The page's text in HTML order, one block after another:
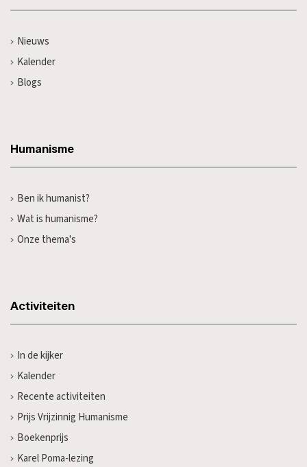
Nieuws
Kalender
Blogs
Humanisme
Ben ik humanist?
Wat is humanisme?
Onze thema's
Activiteiten
In de kijker
Kalender
Recente activiteiten
Prijs Vrijzinnig Humanisme
Boekenprijs
Karel Poma-lezing